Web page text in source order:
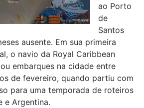
ao Porto
de
Santos
ausente. Em sua primeira
o navio da Royal Caribbean
embarques na cidade entre
de fevereiro, quando partiu com
para uma temporada de roteiros
e Argentina.